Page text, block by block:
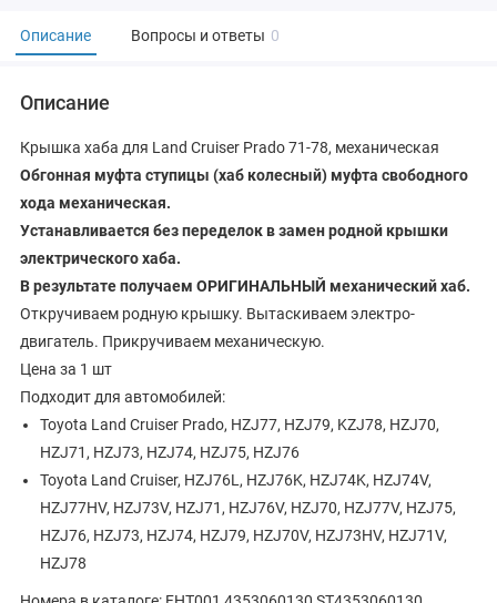
Описание Вопросы и ответы 0
Описание
Крышка хаба для Land Cruiser Prado 71-78, механическая
Обгонная муфта ступицы (хаб колесный) муфта свободного
хода механическая.
Устанавливается без переделок в замен родной крышки
электрического хаба.
В результате получаем ОРИГИНАЛЬНЫЙ механический хаб.
Откручиваем родную крышку. Вытаскиваем электро-
двигатель. Прикручиваем механическую.
Цена за 1 шт
Подходит для автомобилей:
Toyota Land Cruiser Prado, HZJ77, HZJ79, KZJ78, HZJ70,
HZJ71, HZJ73, HZJ74, HZJ75, HZJ76
Toyota Land Cruiser, HZJ76L, HZJ76K, HZJ74K, HZJ74V,
HZJ77HV, HZJ73V, HZJ71, HZJ76V, HZJ70, HZJ77V, HZJ75,
HZJ76, HZJ73, HZJ74, HZJ79, HZJ70V, HZJ73HV, HZJ71V,
HZJ78